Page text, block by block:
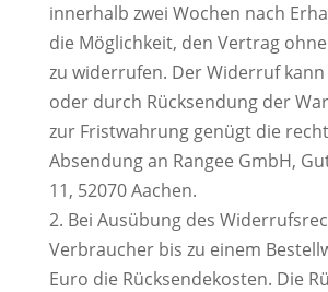
innerhalb zwei Wochen nach
die Möglichkeit, den Vertrag
zu widerrufen. Der Widerruf
oder durch Rücksendung der
zur Fristwahrung genügt die
Absendung an Rangee GmbH,
11, 52070 Aachen.
2. Bei Ausübung des
Verbraucher bis zu einem
Euro die Rücksendekosten. Die